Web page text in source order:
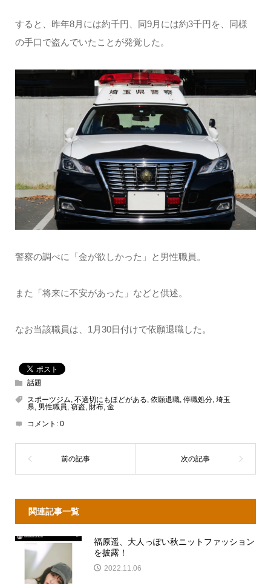
すると、昨年8月には約千円、同9月には約3千円を、同様
の手口で盗んでいたことが発覚した。
警察の調べに「金が欲しかった」と男性職員。
また「将来に不安があった」などと供述。
なお当該職員は、1月30日付けで依願退職した。
話題
スポーツジム, 不適切にもほどがある, 依願退職, 停職処分, 埼玉
県, 男性職員, 窃盗, 財布, 金
コメント: 0
関連記事一覧
福原遥、大人っぽい秋ニットファッション
を披露！
2022.11.06